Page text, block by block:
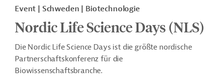
Event Schweden Biotechnologie
Nordic Life Science Days (NLS)
Die Nordic Life Science Days ist die größte nordische
Partnerschaftskonferenz für die
Biowissenschaftsbranche.